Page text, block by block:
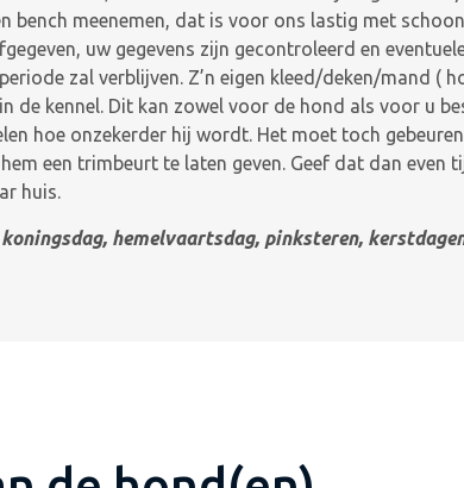
bench meenemen, dat is voor ons lastig met
uw gegevens zijn gecontroleerd en
zal verblijven. Z’n eigen kleed/deken/mand
de kennel. Dit kan zowel voor de hond als voor u
hoe onzekerder hij wordt. Het moet toch
een trimbeurt te laten geven. Geef dat dan
huis.
koningsdag, hemelvaartsdag, pinksteren,